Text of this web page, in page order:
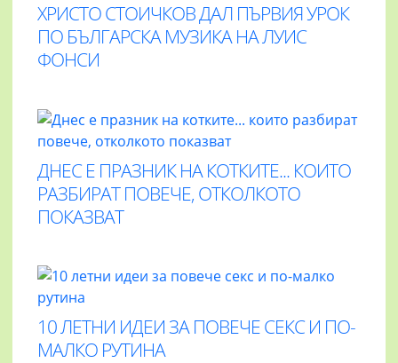
ХРИСТО СТОИЧКОВ ДАЛ ПЪРВИЯ УРОК
ПО БЪЛГАРСКА МУЗИКА НА ЛУИС
ФОНСИ
ДНЕС Е ПРАЗНИК НА КОТКИТЕ... КОИТО
РАЗБИРАТ ПОВЕЧЕ, ОТКОЛКОТО
ПОКАЗВАТ
10 ЛЕТНИ ИДЕИ ЗА ПОВЕЧЕ СЕКС И ПО-
МАЛКО РУТИНА